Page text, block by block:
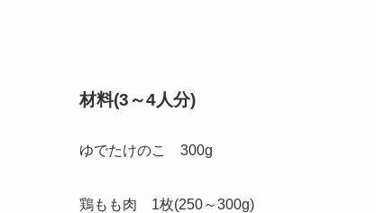
材料(3～4人分)
ゆでたけのこ 300g
鶏もも肉 1枚(250～300g)